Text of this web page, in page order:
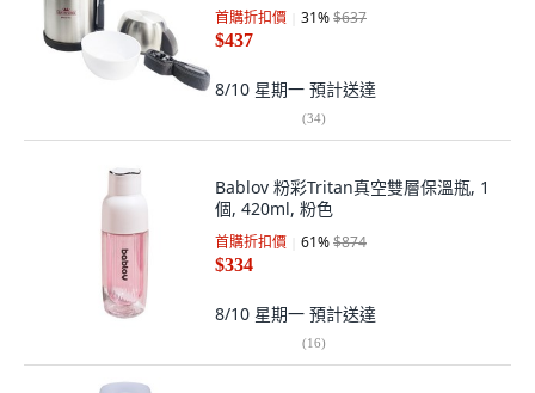
首購折扣價 31%$637
$437
8/10 星期一 預計送達
(34)
Bablov 粉彩Tritan真空雙層保溫瓶, 1
個, 420ml, 粉色
首購折扣價 61%$874
$334
8/10 星期一 預計送達
(16)